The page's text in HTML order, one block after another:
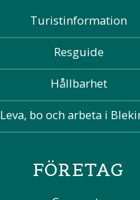
Turistinformation
Resguide
Hållbarhet
Leva, bo och arbeta i
FÖRETAG